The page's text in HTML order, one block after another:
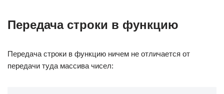
Передача строки в функцию
Передача строки в функцию ничем не отличается от
передачи туда массива чисел: